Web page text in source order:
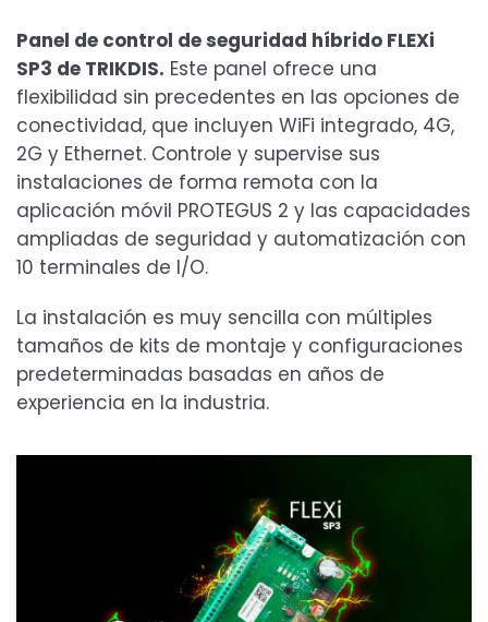
Panel de control de seguridad híbrido FLEXi
SP3 de TRIKDIS. Este panel ofrece una
flexibilidad sin precedentes en las opciones de
conectividad, que incluyen WiFi integrado, 4G,
2G y Ethernet. Controle y supervise sus
instalaciones de forma remota con la
aplicación móvil PROTEGUS 2 y las capacidades
ampliadas de seguridad y automatización con
10 terminales de I/O.
La instalación es muy sencilla con múltiples
tamaños de kits de montaje y configuraciones
predeterminadas basadas en años de
experiencia en la industria.